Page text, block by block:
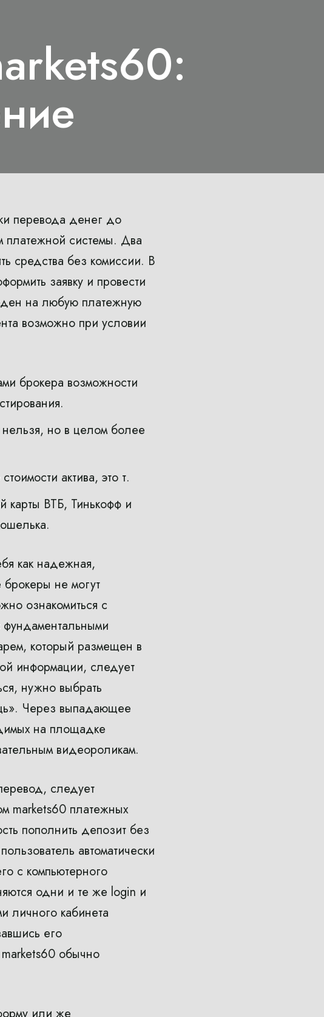
перевода денег до
платежной системы. Два
средства без комиссии. В
заявку и провести
на любую платежную
возможно при условии
брокера возможности
но в целом более
актива, это т.
карты ВТБ, Тинькофф и
как надежная,
не могут
ознакомиться с
фундаментальными
который размещен в
информации, следует
нужно выбрать
Через выпадающее
на площадке
видеороликам.
следует
markets60 платежных
пополнить депозит без
автоматически
с компьютерного
одни и те же login и
личного кабинета
его
обычно